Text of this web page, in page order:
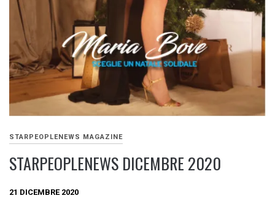
STARPEOPLENEWS MAGAZINE
STARPEOPLENEWS DICEMBRE 2020
21 DICEMBRE 2020